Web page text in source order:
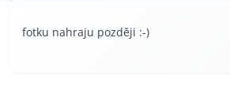
fotku nahraju později :-)